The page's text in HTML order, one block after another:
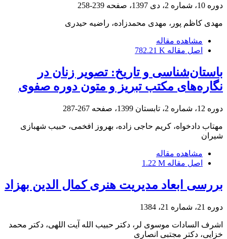
دوره 10، شماره 2، دی 1397، صفحه 239-258
مهدی کاظم پور، مهدی محمدزاده، راضیه حیدری
مشاهده مقاله
اصل مقاله 782.21 K
باستان‌شناسی و تاریخ: تصویر زنان در
نگاره‌های مکتب تبریز و متون دوره صفوی
دوره 12، شماره 2، تابستان 1399، صفحه 267-287
مهتاب دادخواه، کریم حاجی زاده، بهروز افخمی، حبیب شهبازی
شیران
مشاهده مقاله
اصل مقاله 1.22 M
بررسی ابعاد مدیریت هنری کمال الدین بهزاد
دوره 21، شماره 21، 1384
اشرف السادات موسوی لر، دکتر حبیب الله آیت اللهی، دکتر محمد
خزایی، دکتر مجتبی انصاری